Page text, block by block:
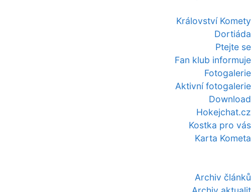
Království Komety
Dortiáda
Ptejte se
Fan klub informuje
Fotogalerie
Aktivní fotogalerie
Download
Hokejchat.cz
Kostka pro vás
Karta Kometa
Archiv článků